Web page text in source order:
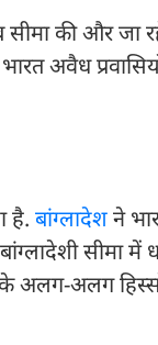
की और जा
अवैध
है. बांग्लादेशने
सीमा
के अलग-अलग